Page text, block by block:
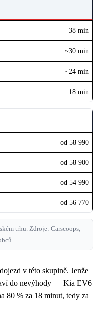
38 min
~30 min
~24 min
18 min
od 58 990
od 58 900
od 54 990
od 56 770
trhu. Zdroje: Carscoops,
v této skupině. Jenže
do nevýhody — Kia EV6
80 % za 18 minut, tedy za